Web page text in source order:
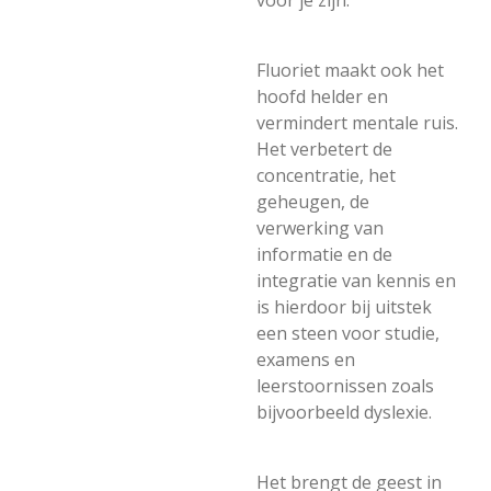
Fluoriet maakt ook het
hoofd helder en
vermindert mentale ruis.
Het verbetert de
concentratie, het
geheugen, de
verwerking van
informatie en de
integratie van kennis en
is hierdoor bij uitstek
een steen voor studie,
examens en
leerstoornissen zoals
bijvoorbeeld dyslexie.
Het brengt de geest in